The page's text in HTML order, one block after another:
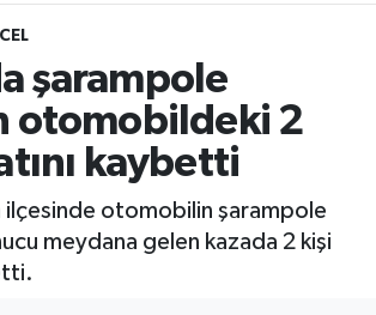
şarampole
otomobildeki 2
kaybetti
ilçesinde otomobilin şarampole
meydana gelen kazada 2 kişi
Yoğunluk Haritası
Durumu ve Fikstür
Haberleri